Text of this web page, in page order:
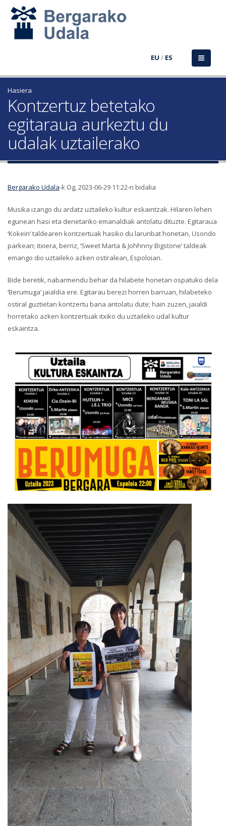
EU / ES
Hasiera
Kontzertuz betetako
egitaraua aurkeztu du
udalak uztailerako
Bergarako Udala-k Og, 2023-06-29 11:22-n bidalia
Musika izango du ardatz uztaileko kultur eskaintzak. Hilaren lehen
egunean hasi eta denetariko emanaldiak antolatu dituzte. Egitaraua
‘Kokein’ taldearen kontzertuak hasiko du larunbat honetan, Usondo
parkean; itxiera, berriz, ‘Sweet Marta & Johhnny Bigstone’ taldeak
emango dio uztaileko azken ostiralean, Espoloian.
Bide beretik, nabarmendu behar da hilabete honetan ospatuko dela
‘Berumuga’ jaialdia ere. Egitarau berezi horren barruan, hilabeteko
ostiral guztietan kontzertu bana antolatu dute; hain zuzen, jaialdi
horretako azken kontzertuak itxiko du uztaileko udal kultur
eskaintza.